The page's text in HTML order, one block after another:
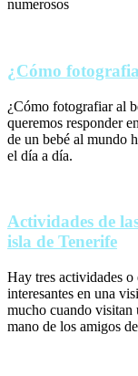
numerosos
¿Cómo
¿Cómo fotografiar al
queremos responder
de un bebé al mundo
el día a día.
Actividades de
isla de Tenerife
Hay tres actividades o
interesantes en una
mucho cuando visitan
mano de los amigos